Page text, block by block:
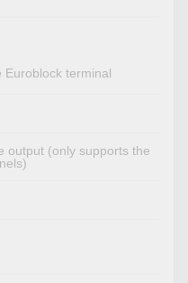
Euroblock terminal
output (only supports the